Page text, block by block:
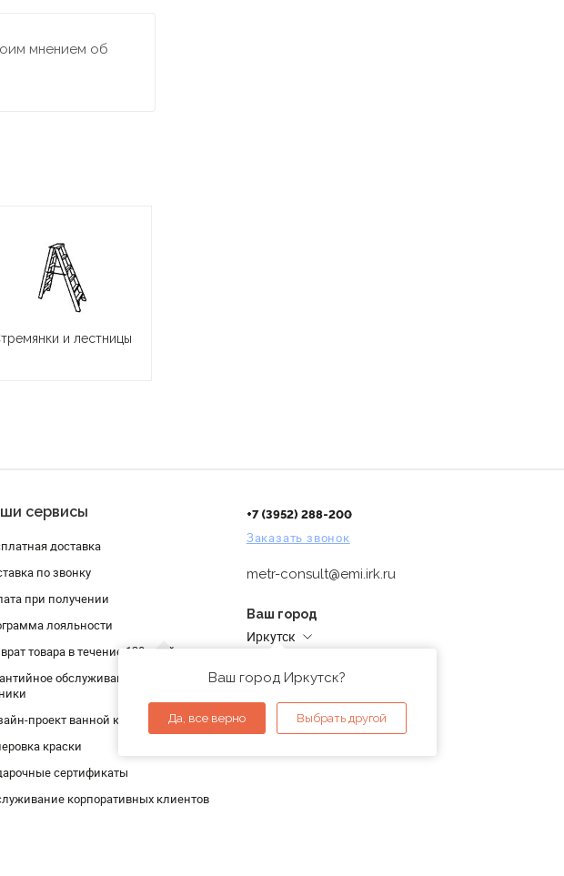
мнением об
и лестницы
сервисы
доставка
по звонку
при получении
лояльности
товара в течение 120 дней
обслуживание и проверка
проект ванной комнаты
краски
сертификаты
корпоративных клиентов
+7 (3952) 288-200
Заказать звонок
metr-consult@emi.irk.ru
Ваш город
Иркутск
Ваш город Иркутск?
Да, все верно Выбрать другой